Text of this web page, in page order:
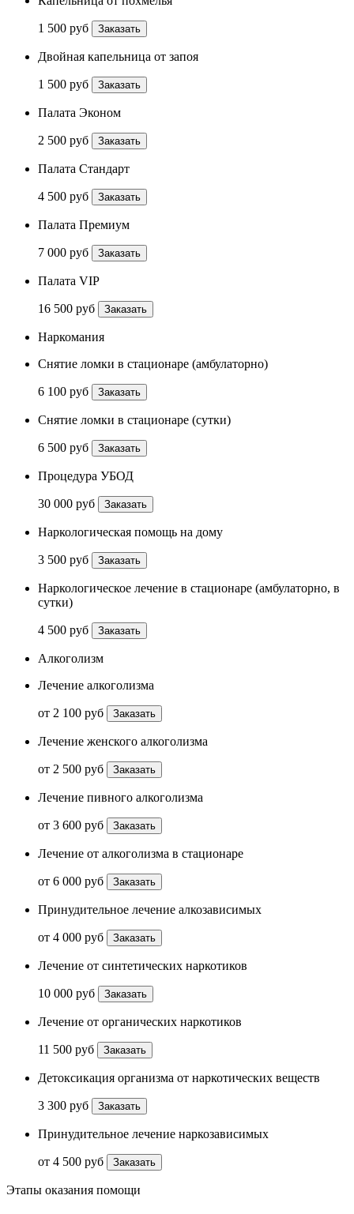
1 500 руб Заказать
Двойная капельница от запоя
1 500 руб Заказать
Палата Эконом
2 500 руб Заказать
Палата Стандарт
4 500 руб Заказать
Палата Премиум
7 000 руб Заказать
Палата VIP
16 500 руб Заказать
Наркомания
Снятие ломки в стационаре (амбулаторно)
6 100 руб Заказать
Снятие ломки в стационаре (сутки)
6 500 руб Заказать
Процедура УБОД
30 000 руб Заказать
Наркологическая помощь на дому
3 500 руб Заказать
Наркологическое лечение в стационаре (амбулаторно, в
сутки)
4 500 руб Заказать
Алкоголизм
Лечение алкоголизма
от 2 100 руб Заказать
Лечение женского алкоголизма
от 2 500 руб Заказать
Лечение пивного алкоголизма
от 3 600 руб Заказать
Лечение от алкоголизма в стационаре
от 6 000 руб Заказать
Принудительное лечение алкозависимых
от 4 000 руб Заказать
Лечение от синтетических наркотиков
10 000 руб Заказать
Лечение от органических наркотиков
11 500 руб Заказать
Детоксикация организма от наркотических веществ
3 300 руб Заказать
Принудительное лечение наркозависимых
от 4 500 руб Заказать
Этапы оказания помощи